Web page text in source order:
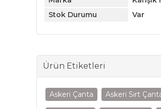
Stok Durumu
Var
Ürün Etiketleri
Askeri Çanta Askeri Sırt